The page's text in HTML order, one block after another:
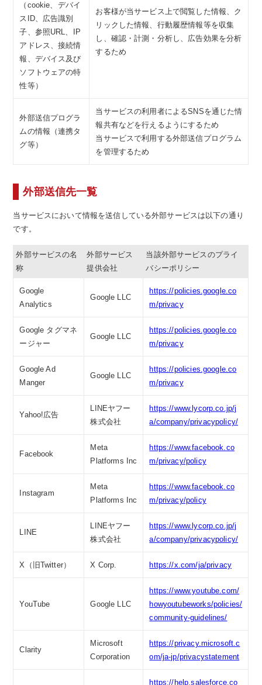
（cookie、デバイ
スID、広告識別
子、参照URL、IP
アドレス、接続情
報、デバイス及び
ソフトウェアの特
性等）
お客様が当サービス上で閲覧した情報、ク
リックした情報、行動履歴情報等を収集
し、確認・計測・分析し、広告効果を分析
するため
外部送信プログラ
ムの情報（連携タ
グ等）
当サービスの利用者によるSNSを通じた情
報共有などを行えるようにするため
当サービスで利用する外部送信プログラム
を管理するため
外部送信先一覧
当サービスにおいて情報を送信している外部サービスは以下の通り
です。
外部サービスの名
称
外部サービス
提供会社
当該外部サービスのプライ
バシーポリシー
Google
Analytics
Google LLC
https://policies.google.co
m/privacy
Google タグマネ
ージャー
Google LLC
https://policies.google.co
m/privacy
Google Ad
Manger
Google LLC
https://policies.google.co
m/privacy
Yahoo!広告
LINEヤフー
株式会社
https://www.lycorp.co.jp/j
a/company/privacypolicy/
Facebook
Meta
Platforms Inc
https://www.facebook.co
m/privacy/policy
Instagram
Meta
Platforms Inc
https://www.facebook.co
m/privacy/policy
LINE
LINEヤフー
株式会社
https://www.lycorp.co.jp/j
a/company/privacypolicy/
X（旧Twitter） X Corp. https://x.com/ja/privacy
YouTube Google LLC
https://www.youtube.com/
howyoutubeworks/policies/
community-guidelines/
Clarity
Microsoft
Corporation
https://privacy.microsoft.c
om/ja-jp/privacystatement
https://help.salesforce.co